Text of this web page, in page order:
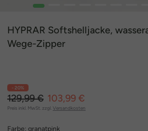
1
HYPRAR Softshelljacke,
Wege-Zipper
- 20%
129,99 € 103,99 €
Preis inkl. MwSt. zzgl. Versandkosten
Farbe: granatpink